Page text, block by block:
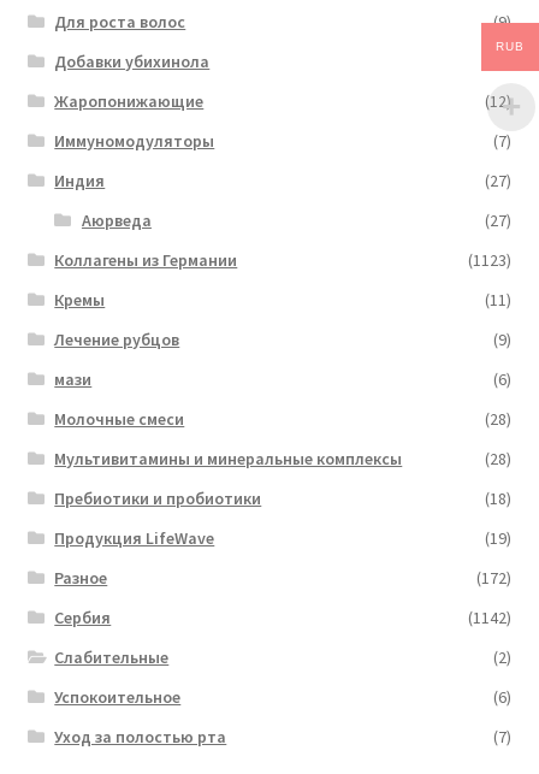
Для роста волос
(9)
Добавки убихинола
Жаропонижающие
(12)
Иммуномодуляторы
(7)
Индия
(27)
Аюрведа
(27)
Коллагены из Германии
(1123)
Кремы
(11)
Лечение рубцов
(9)
мази
(6)
Молочные смеси
(28)
Мультивитамины и минеральные комплексы
(28)
Пребиотики и пробиотики
(18)
Продукция LifeWave
(19)
Разное
(172)
Сербия
(1142)
Слабительные
(2)
Успокоительное
(6)
Уход за полостью рта
(7)
RUB